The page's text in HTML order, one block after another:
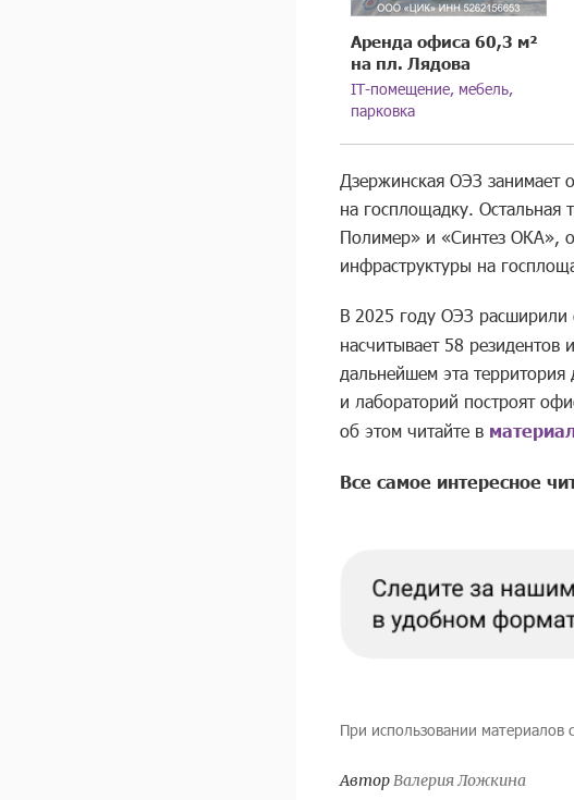
Аренда офиса 60,3 м²
на пл. Лядова
IT-помещение, мебель,
парковка
Дзержинская ОЭЗ занимает
на госплощадку.
Полимер» и «Синтез ОКА»,
инфраструктуры на
В 2025 году ОЭЗ расширили
насчитывает 58 резидентов и
дальнейшем эта
и лабораторий построят
об этом читайте в
Все самое интересное
При использовании материалов
АвторВалерия Ложкина